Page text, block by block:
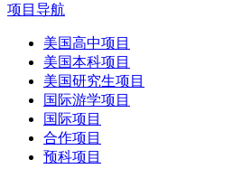
项目导航
美国高中项目
美国本科项目
美国研究生项目
国际游学项目
国际项目
合作项目
预科项目